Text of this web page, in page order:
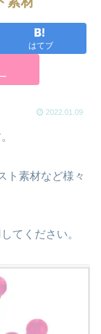
はてブ
2022.01.09
ト素材など様々
てください。